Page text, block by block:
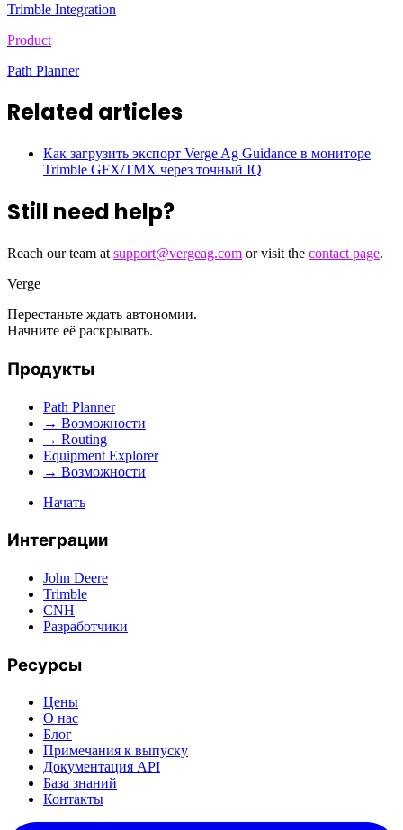
Trimble Integration
Product
Path Planner
Related articles
Как загрузить экспорт Verge Ag Guidance в мониторе
Trimble GFX/TMX через точный IQ
Still need help?
Reach our team at support@vergeag.com or visit the contact page.
Verge
Перестаньте ждать автономии.
Начните её раскрывать.
Продукты
Path Planner
→ Возможности
→ Routing
Equipment Explorer
→ Возможности
Начать
Интеграции
John Deere
Trimble
CNH
Разработчики
Ресурсы
Цены
О нас
Блог
Примечания к выпуску
Документация API
База знаний
Контакты